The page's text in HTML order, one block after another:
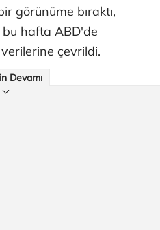
görünüme bıraktı,
bu hafta ABD'de
çevrildi.
Devamı